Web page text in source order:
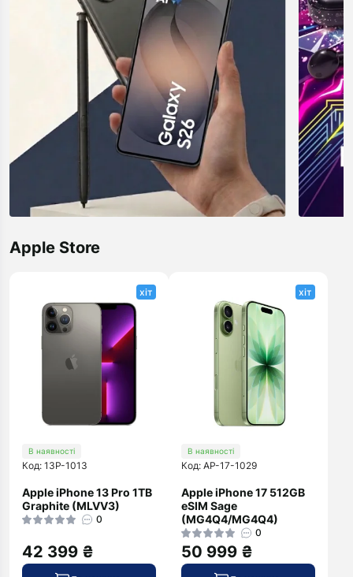
Apple Store
хіт
В наявності
Код: 13P-1013
Apple iPhone 13 Pro 1TB
Graphite (MLVV3)
0
42 399 ₴
хіт
В наявності
Код: AP-17-1029
Apple iPhone 17 512GB
eSIM Sage
(MG4Q4/MG4Q4)
0
50 999 ₴